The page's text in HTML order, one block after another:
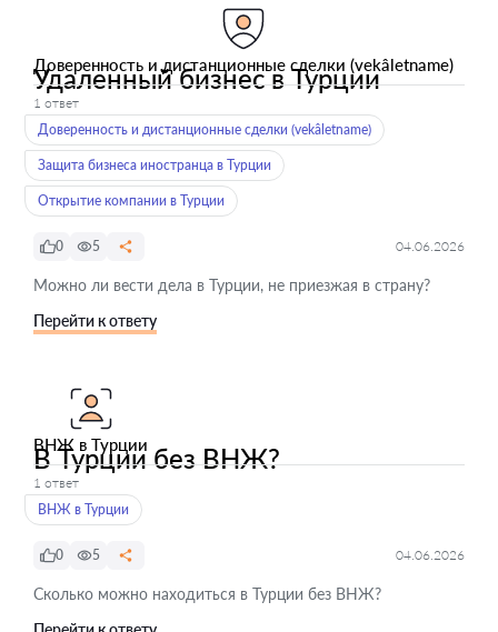
Доверенность и дистанционные сделки (vekâletname)
Удаленный бизнес в Турции
1 ответ
Доверенность и дистанционные сделки (vekâletname)
Защита бизнеса иностранца в Турции
Открытие компании в Турции
0 5 04.06.2026
Можно ли вести дела в Турции, не приезжая в страну?
Перейти к ответу
ВНЖ в Турции
В Турции без ВНЖ?
1 ответ
ВНЖ в Турции
0 5 04.06.2026
Сколько можно находиться в Турции без ВНЖ?